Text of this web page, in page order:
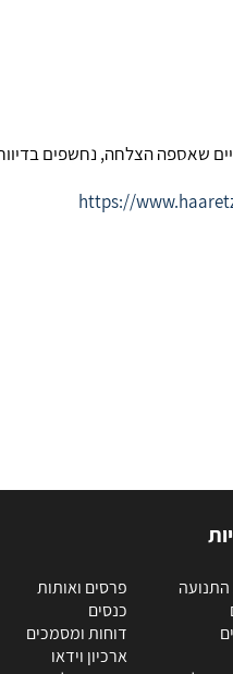
שאספה הצלחה, נחשפים
https://
התנועה
פרסים ואותות
כנסים
דוחות ומסמכים
ארכיון וידאו